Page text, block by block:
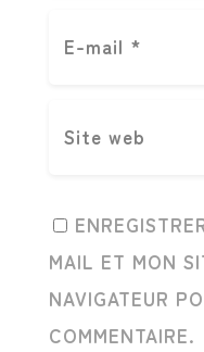
MAIL ET MON
NAVIGATEUR
COMMENTAIRE.